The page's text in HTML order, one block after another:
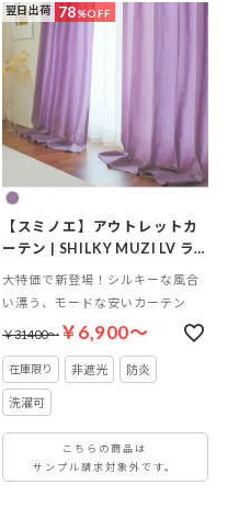
翌日出荷 78%OFF
【スミノエ】アウトレットカ
ーテン | SHILKY MUZI LV ラ
大特価で新登場！シルキーな風合
い漂う、モードな安いカーテン
￥31400～￥6,900～
非遮光 防炎
洗濯可
こちらの商品は
サンプル請求対象外です。